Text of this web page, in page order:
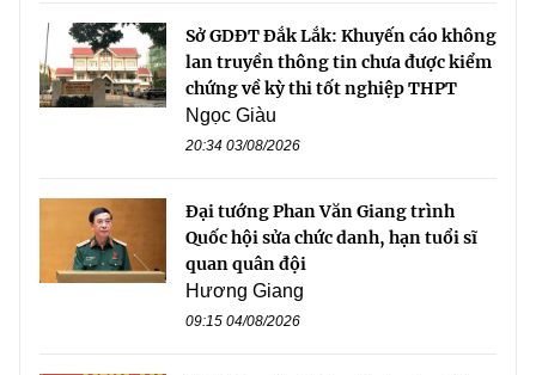
Sở GDĐT Đắk Lắk: Khuyến cáo không
lan truyền thông tin chưa được kiểm
chứng về kỳ thi tốt nghiệp THPT
Ngọc Giàu
20:34 03/08/2026
Đại tướng Phan Văn Giang trình
Quốc hội sửa chức danh, hạn tuổi sĩ
quan quân đội
Hương Giang
09:15 04/08/2026